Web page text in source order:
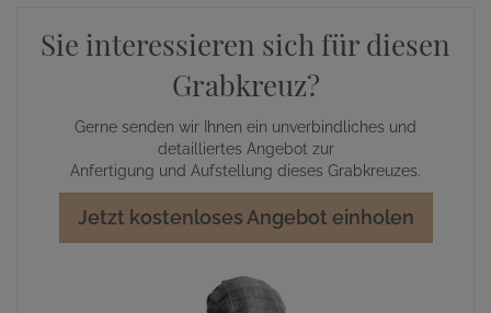
Sie interessieren sich für diesen
Grabkreuz?
Gerne senden wir Ihnen ein unverbindliches und
detailliertes Angebot zur
Anfertigung und Aufstellung dieses Grabkreuzes.
Jetzt kostenloses Angebot einholen